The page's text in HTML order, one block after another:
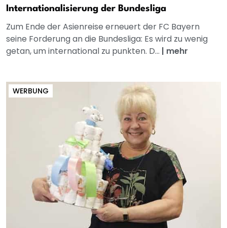
Internationalisierung der Bundesliga
Zum Ende der Asienreise erneuert der FC Bayern
seine Forderung an die Bundesliga: Es wird zu wenig
getan, um international zu punkten. D... | mehr
WERBUNG